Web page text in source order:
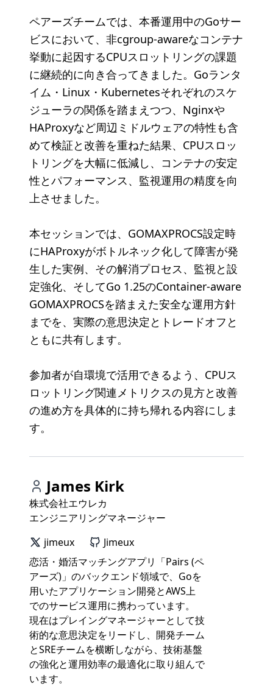
ペアーズチームでは、本番運用中のGoサー
ビスにおいて、非cgroup-awareなコンテナ
挙動に起因するCPUスロットリングの課題
に継続的に向き合ってきました。Goランタ
イム・Linux・Kubernetesそれぞれのスケ
ジューラの関係を踏まえつつ、Nginxや
HAProxyなど周辺ミドルウェアの特性も含
めて検証と改善を重ねた結果、CPUスロッ
トリングを大幅に低減し、コンテナの安定
性とパフォーマンス、監視運用の精度を向
上させました。
本セッションでは、GOMAXPROCS設定時
にHAProxyがボトルネック化して障害が発
生した実例、その解消プロセス、監視と設
定強化、そしてGo 1.25のContainer-aware
GOMAXPROCSを踏まえた安全な運用方針
までを、実際の意思決定とトレードオフと
ともに共有します。
参加者が自環境で活用できるよう、CPUス
ロットリング関連メトリクスの見方と改善
の進め方を具体的に持ち帰れる内容にしま
す。
James Kirk
株式会社エウレカ
エンジニアリングマネージャー
jimeux
Jimeux
恋活・婚活マッチングアプリ「Pairs (ペ
アーズ)」のバックエンド領域で、Goを
用いたアプリケーション開発とAWS上
でのサービス運用に携わっています。
現在はプレイングマネージャーとして技
術的な意思決定をリードし、開発チーム
とSREチームを横断しながら、技術基盤
の強化と運用効率の最適化に取り組んで
います。